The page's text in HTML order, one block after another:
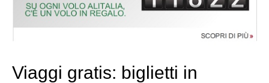
Viaggi gratis: biglietti in